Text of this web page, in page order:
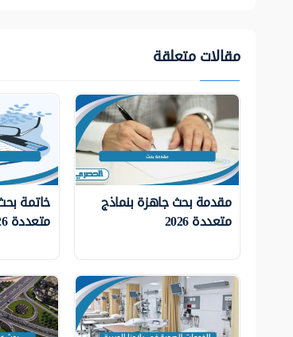
مقالات متعلقة
مقدمة بحث جاهزة بنماذج
متعددة 2026
خاتمة
متعددة 2026